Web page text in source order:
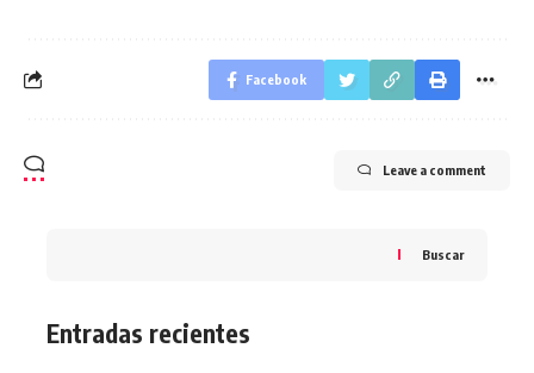
Facebook
Leave a comment
Buscar
Entradas recientes